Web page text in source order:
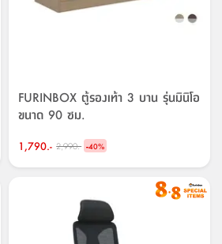
FURINBOX ตู้รองเท้า 3 บาน รุ่นมินิโอ
ขนาด 90 ซม.
1,790.- 2,990.- -40%